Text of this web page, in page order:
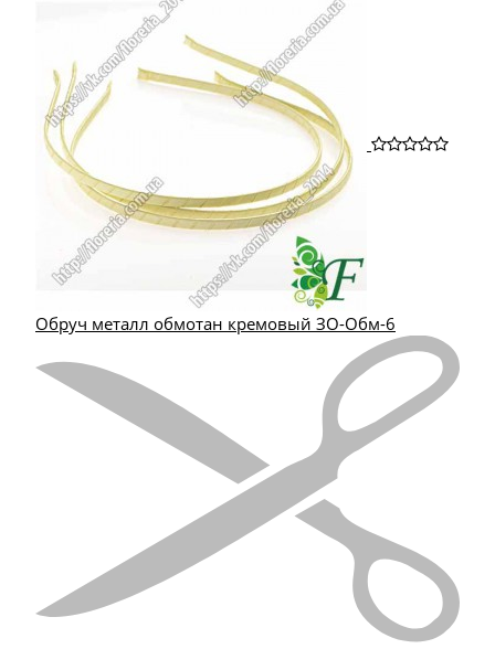
Обруч металл обмотан кремовый ЗО-Обм-6